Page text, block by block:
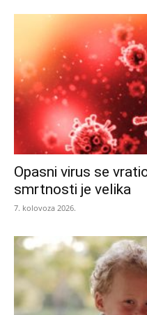
Opasni virus se
smrtnosti je velika
7. kolovoza 2026.